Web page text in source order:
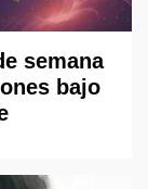
semana
bajo